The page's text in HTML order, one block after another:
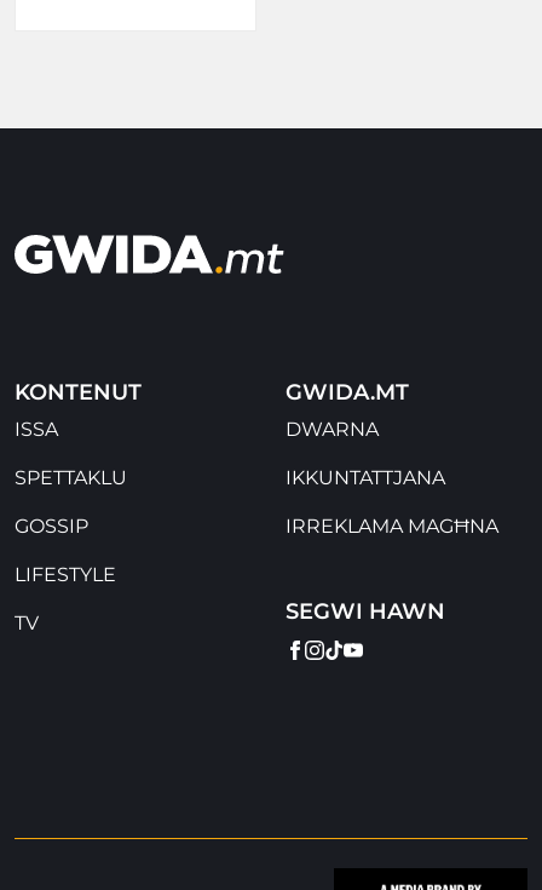
KONTENUT
ISSA
SPETTAKLU
GOSSIP
LIFESTYLE
TV
GWIDA.MT
DWARNA
IKKUNTATTJANA
IRREKLAMA MAGĦNA
SEGWI HAWN
FACEBOOK
INSTAGRAM
TIKTOK
YOUTUBE